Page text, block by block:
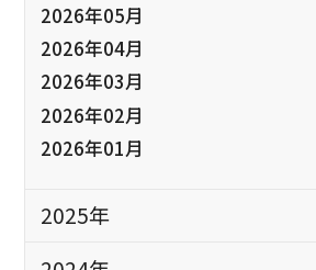
2026年05月
2026年04月
2026年03月
2026年02月
2026年01月
2025年